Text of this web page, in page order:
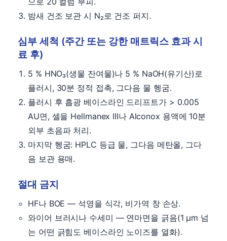
밤새 건조 보관 시 N₂로 건조 퍼지.
심부 세척 (주간 또는 강한 매트릭스 효과 시
료 후)
5 % HNO₃(생물 잔여물)나 5 % NaOH(유기산)로
플러시, 30분 정적 접촉, 그다음 물 헹굼.
플러시 후 흡광 베이스라인 드리프트가 > 0.005
AU면, 셀을 Hellmanex III나 Alconox 용액에 10분
외부 초음파 처리.
마지막 헹굼: HPLC 등급 물, 그다음 메탄올, 그다
음 보관 용매.
절대 금지
HF나 BOE — 석영을 식각, 비가역 창 손상.
와이어 브러시나 수세미 — 연마면을 긁음(1 µm 넘
는 어떤 긁힘도 베이스라인 노이즈를 열화).